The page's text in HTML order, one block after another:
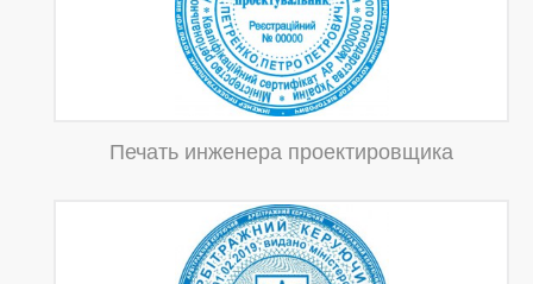
Печать инженера проектировщика